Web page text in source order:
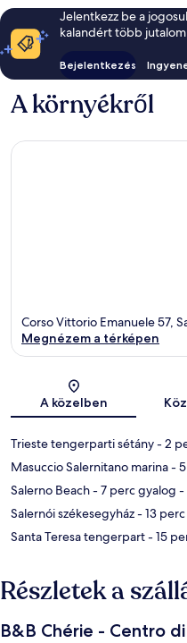
Jelentkezz be a
kalandért több jutalom
Bejelentkezés
A környékről
Corso Vittorio Emanuele 57,
Megnézem a térképen
A közelben
Trieste tengerparti sétány- 2
Masuccio Salernitano marina-
Salerno Beach- 7 perc gyalog -
Salernói székesegyház- 13
Santa Teresa tengerpart- 15
Részletek a
B&B Chérie - Centro